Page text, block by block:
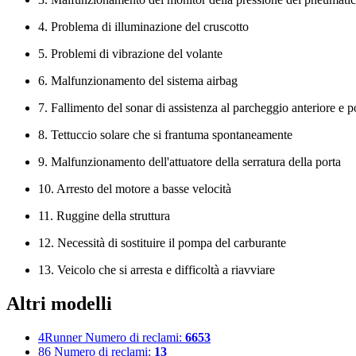
4. Problema di illuminazione del cruscotto
5. Problemi di vibrazione del volante
6. Malfunzionamento del sistema airbag
7. Fallimento del sonar di assistenza al parcheggio anteriore e
8. Tettuccio solare che si frantuma spontaneamente
9. Malfunzionamento dell'attuatore della serratura della porta
10. Arresto del motore a basse velocità
11. Ruggine della struttura
12. Necessità di sostituire il pompa del carburante
13. Veicolo che si arresta e difficoltà a riavviare
Altri modelli
4Runner Numero di reclami: 6653
86 Numero di reclami: 13